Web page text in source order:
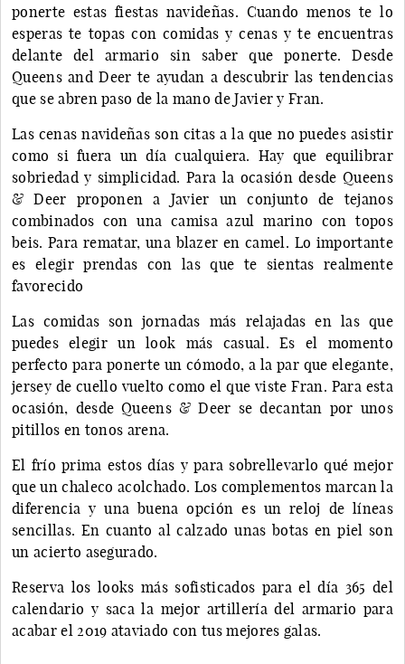
ponerte estas fiestas navideñas. Cuando menos te lo
esperas te topas con comidas y cenas y te encuentras
delante del armario sin saber que ponerte. Desde
Queens and Deer te ayudan a descubrir las tendencias
que se abren paso de la mano de Javier y Fran.
Las cenas navideñas son citas a la que no puedes asistir
como si fuera un día cualquiera. Hay que equilibrar
sobriedad y simplicidad. Para la ocasión desde Queens
& Deer proponen a Javier un conjunto de tejanos
combinados con una camisa azul marino con topos
beis. Para rematar, una blazer en camel. Lo importante
es elegir prendas con las que te sientas realmente
favorecido
Las comidas son jornadas más relajadas en las que
puedes elegir un look más casual. Es el momento
perfecto para ponerte un cómodo, a la par que elegante,
jersey de cuello vuelto como el que viste Fran. Para esta
ocasión, desde Queens & Deer se decantan por unos
pitillos en tonos arena.
El frío prima estos días y para sobrellevarlo qué mejor
que un chaleco acolchado. Los complementos marcan la
diferencia y una buena opción es un reloj de líneas
sencillas. En cuanto al calzado unas botas en piel son
un acierto asegurado.
Reserva los looks más sofisticados para el día 365 del
calendario y saca la mejor artillería del armario para
acabar el 2019 ataviado con tus mejores galas.